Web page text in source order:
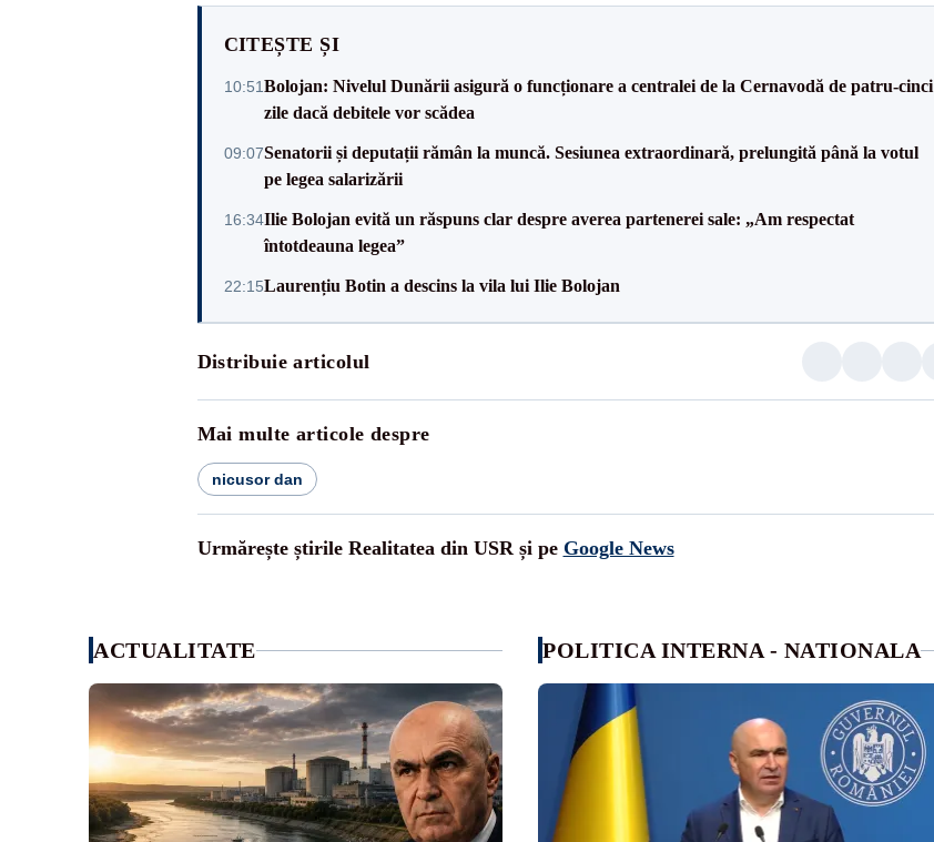
CITEȘTE ȘI
10:51Bolojan: Nivelul Dunării asigură o funcționare a centralei de la Cernavodă de patru-cinci
zile dacă debitele vor scădea
09:07Senatorii și deputații rămân la muncă. Sesiunea extraordinară, prelungită până la votul
pe legea salarizării
16:34Ilie Bolojan evită un răspuns clar despre averea partenerei sale: „Am respectat
întotdeauna legea”
22:15Laurențiu Botin a descins la vila lui Ilie Bolojan
Distribuie articolul
Mai multe articole despre
nicusor dan
Urmărește știrile Realitatea din USR și pe Google News
ACTUALITATE POLITICA INTERNA - NATIONALA